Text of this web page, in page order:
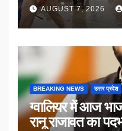
AUGUST 7, 2026
BREAKING NEWS उत्तर प्रदेश
ग्वालियर में आज
रानू राजावत का